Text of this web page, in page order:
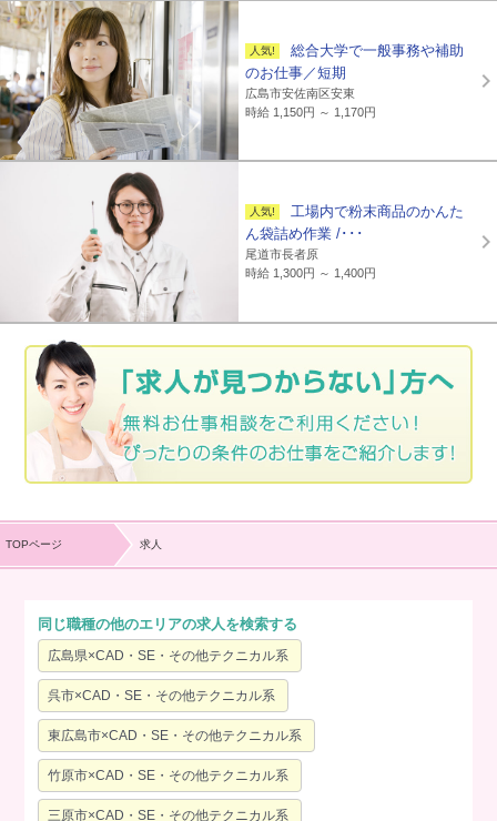
総合大学で一般事務や補助
のお仕事／短期
広島市安佐南区安東
時給 1,150円 ～ 1,170円
工場内で粉末商品のかんた
ん袋詰め作業 /･･･
尾道市長者原
時給 1,300円 ～ 1,400円
TOPページ 求人
同じ職種の他のエリアの求人を検索する
広島県×CAD・SE・その他テクニカル系
呉市×CAD・SE・その他テクニカル系
東広島市×CAD・SE・その他テクニカル系
竹原市×CAD・SE・その他テクニカル系
三原市×CAD・SE・その他テクニカル系